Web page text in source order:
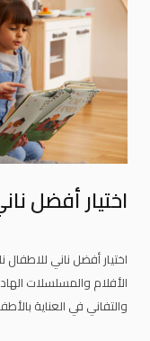
اختيار أفضل
اختيار أفضل ناني
الأفلام والمسلسلات
والتفاني في العناية